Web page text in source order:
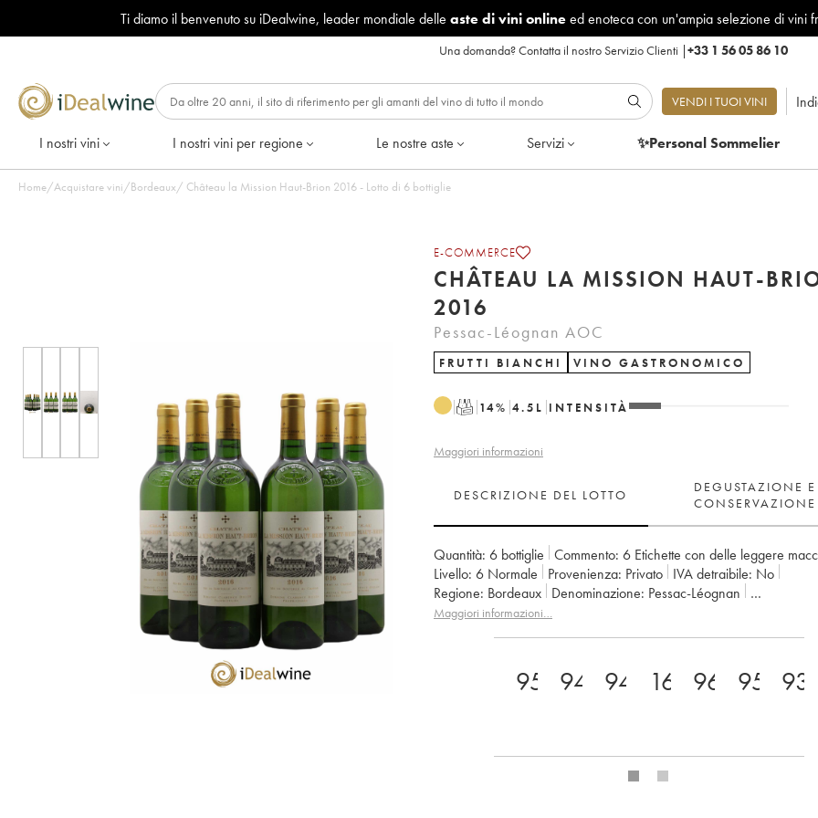
Ti diamo il benvenuto su iDealwine, leader mondiale delle aste di vini onlineed enoteca con un'ampia selezione di vini
Una domanda?Contatta il nostro Servizio Clienti |+33 1 56 05 86 10
VENDI I TUOI VINI
I nostri vini I nostri vini per regione Le nostre aste Servizi ✨Personal Sommelier
Home/Acquistare vini/Bordeaux/ Château la Mission Haut-Brion 2016 - Lotto di 6 bottiglie
E-COMMERCE
CHÂTEAU LA MISSION HAUT-
2016
Pessac-Léognan AOC
FRUTTI BIANCHI VINO GASTRONOMICO
T 14% 4.5 L INTENSITÀ
Maggiori informazioni
DESCRIZIONE DEL LOTTO
DEGUSTAZIONE E
CONSERVAZIONE
Quantità: 6 bottiglie Commento: 6 Etichette con delle leggere
Livello: 6 Normale Provenienza: privato IVA detraibile:
no
Regione:
Bordeaux Denominazione: Pessac-Léognan
Proprietario:
Domaines Clarence Dillon
Maggiori informazioni…
95+ 94 94 16.5+
96 95 93